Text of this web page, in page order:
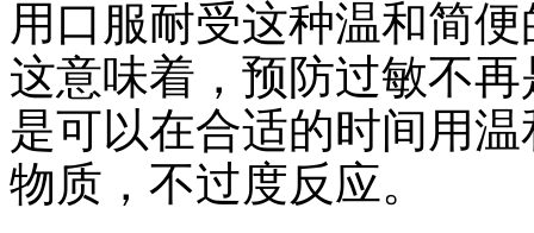
用口服耐受这种温和简
这意味着，预防过敏不
是可以在合适的时间用
物质，不过度反应。